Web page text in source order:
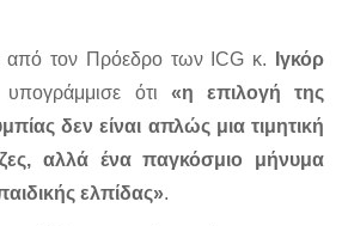
από τον Πρόεδρο των ICG κ.
Ιγκόρ
ότι «η επιλογή της
δεν είναι απλώς μια τιμητική
αλλά ένα παγκόσμιο μήνυμα
ελπίδας».